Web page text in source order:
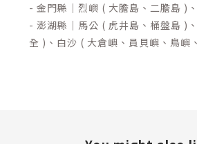
- 金門縣｜烈嶼 ( 大膽島、二膽島 )
- 澎湖縣｜馬公 ( 虎井島、桶盤島 )
全 )、白沙 ( 大倉嶼、員貝嶼、鳥嶼